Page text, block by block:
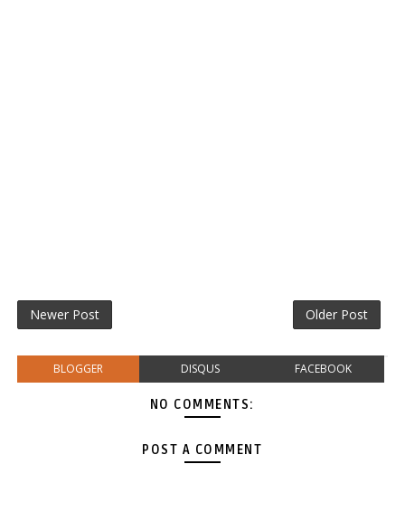
Newer Post Older Post
BLOGGER DISQUS FACEBOOK
NO COMMENTS:
POST A COMMENT